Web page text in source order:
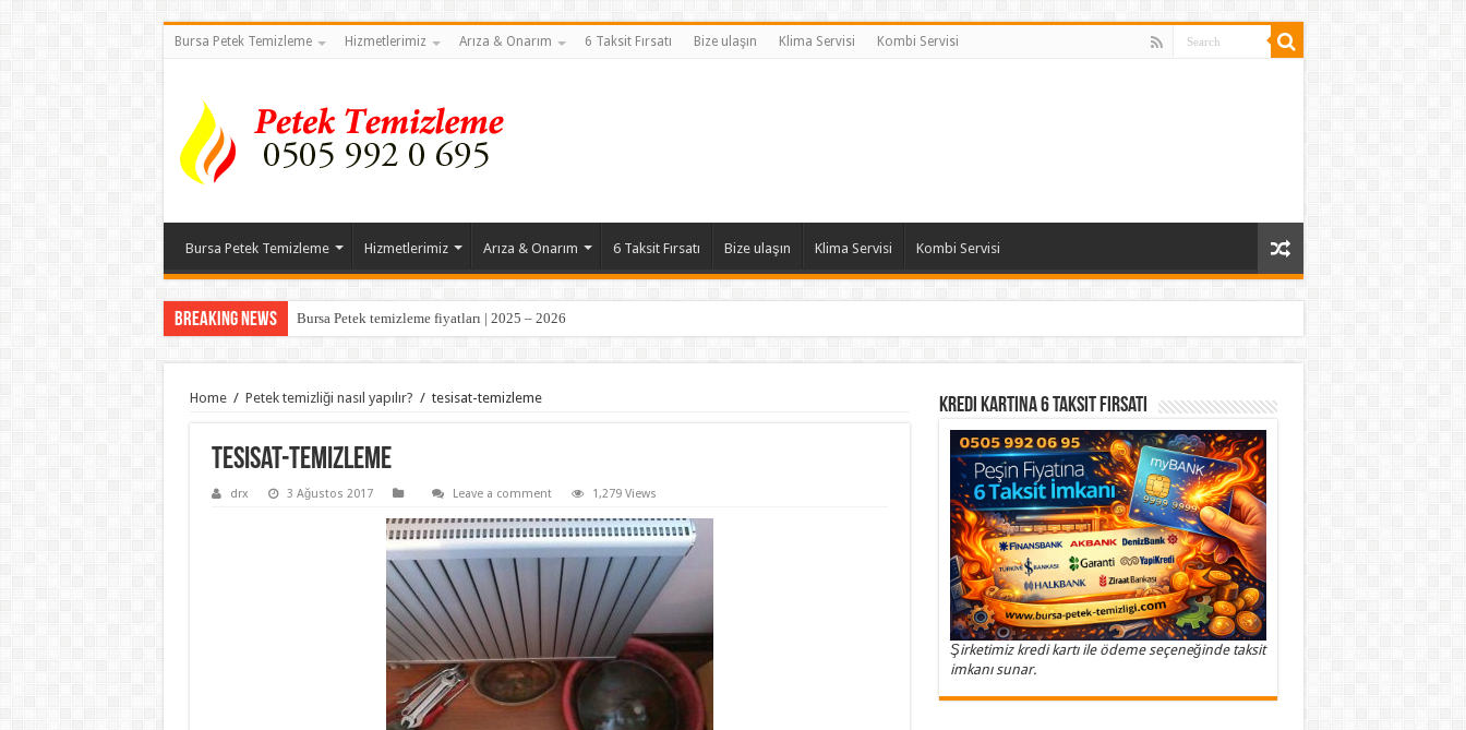
Bursa Petek Temizleme Hizmetlerimiz Arıza & Onarım 6 Taksit Fırsatı Bize ulaşın Klima Servisi Kombi Servisi
Bursa Petek Temizleme Hizmetlerimiz Arıza & Onarım 6 Taksit Fırsatı Bize ulaşın Klima Servisi Kombi Servisi
Breaking News Bursa Petek temizleme fiyatları | 2025 – 2026
Bursa Akçalar Mahallesi Kombi Servisi ve Petek Temizleme
Home / Petek temizliği nasıl yapılır? / tesisat-temizleme
tesisat-temizleme
drx 3 Ağustos 2017 Leave a comment 1,279 Views
Kredi Kartına 6 Taksit Fırsatı
Şirketimiz kredi kartı ile ödeme seçeneğinde taksit
imkanı sunar.